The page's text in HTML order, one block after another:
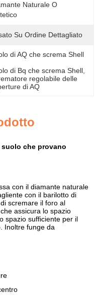
Naturale O
Su Ordine Dettagliato
di AQ che screma Shell
di Bq che screma Shell
regolabile delle
di AQ
che provano
con il diamante naturale
con il barilotto di
scremare il foro al
assicura lo spazio
spazio sufficiente per il
Inoltre funge da